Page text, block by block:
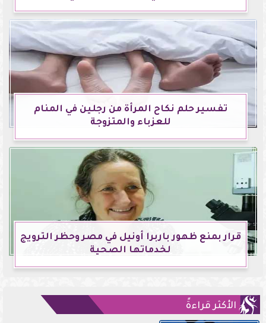
تفسير حلم نكاح المرأة من رجلين في المنام
للعزباء والمتزوجة
قرار بمنع ظهور باربرا أونيل في مصر وحظر الترويج
لخدماتها الصحية
الأكثر قراءةً